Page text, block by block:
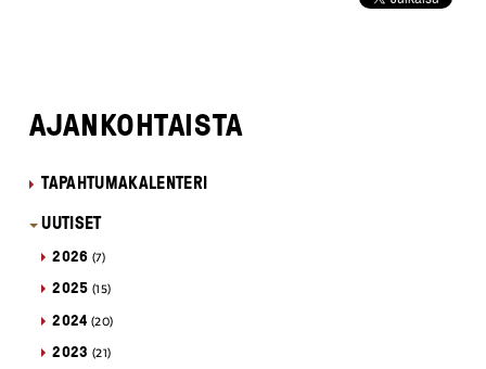
AJANKOHTAISTA
TAPAHTUMAKALENTERI
UUTISET
2026 (7)
2025 (15)
2024 (20)
2023 (21)